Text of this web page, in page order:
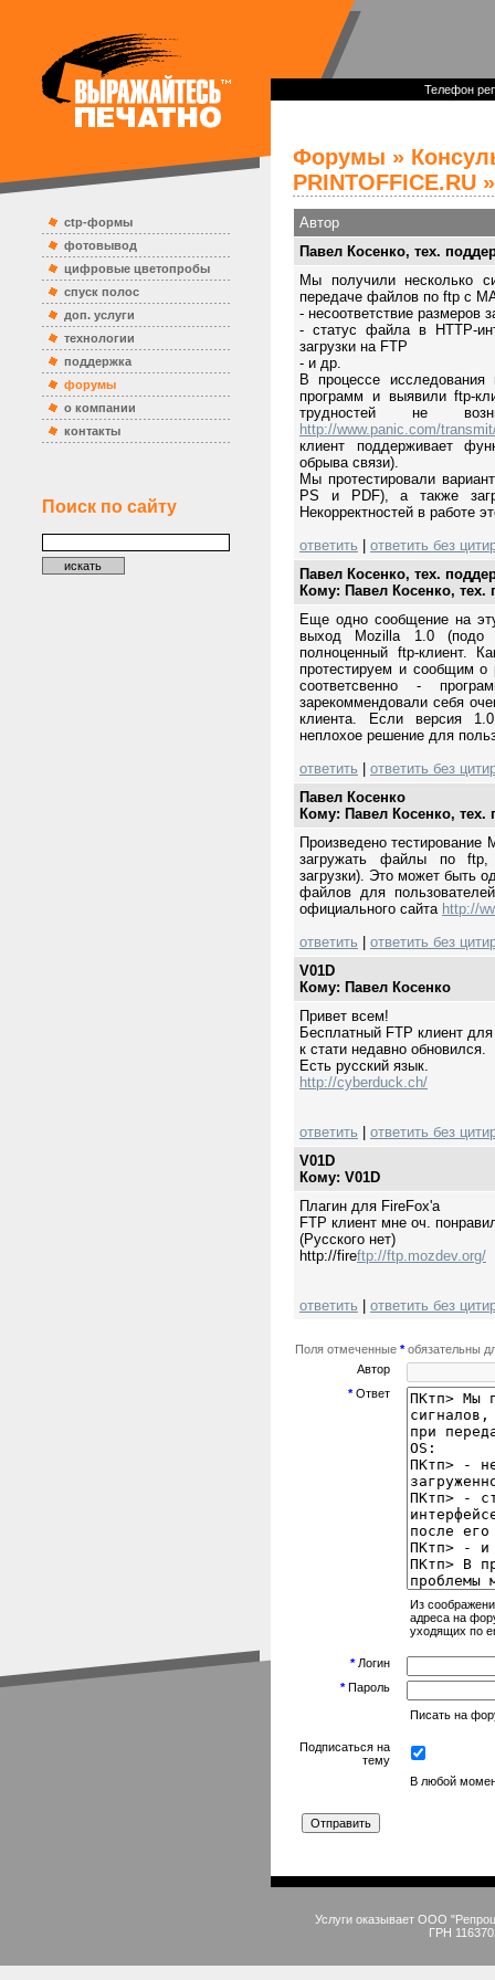
ctp-формы
фотовывод
цифровые цветопробы
спуск полос
доп. услуги
технологии
поддержка
форумы
о компании
контакты
Поиск по сайту
Телефон
Форумы »
PRINTOFFICE.RU
Автор
Павел Косенко, тех.
Мы получили несколько
передаче файлов по ftp с
- несоответствие размеров
- статус файла в HTTP-
загрузки на FTP
- и др.
В процессе исследования
программ и выявили ftp-
трудностей не
http://www.panic.com/
клиент поддерживает
обрыва связи).
Мы протестировали
PS и PDF), а также
Некорректностей в работе
ответить
ответить без
Павел Косенко, тех.
Кому: Павел Косенко, тех.
Еще одно сообщение на
выход Mozilla 1.0 (подо
полноценный ftp-клиент.
протестируем и сообщим о
соответсвенно -
зарекоммендовали себя
клиента. Если версия
неплохое решение для
ответить
ответить без
Павел Косенко
Кому: Павел Косенко, тех.
Произведено тестирование
загружать файлы по ftp,
загрузки). Это может быть
файлов для
официального сайта http://
ответить
ответить без
V01D
Кому: Павел Косенко
Привет всем!
Бесплатный FTP клиент
к стати недавно обновился.
Есть русский язык.
http://cyberduck.ch/
ответить
ответить без
V01D
Кому: V01D
Плагин для FireFox'а
FTP клиент мне оч.
(Русского нет)
http://fireftp://ftp.mozdev.org/
ответить ответить без
Поля отмеченные *обязательны
Автор
*Ответ
Из
адреса на
уходящих по
*Логин
*Пароль
Писать на
Подписаться на
тему
В любой
Услуги оказывает ООО
ГРН